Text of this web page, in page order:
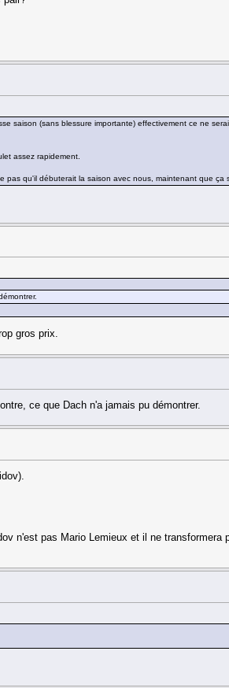
saison (sans blessure importante) effectivement ce ne
assez rapidement.
qu'il débuterait la saison avec nous, maintenant que ça
gros prix.
ce que Dach n'a jamais pu démontrer.
n'est pas Mario Lemieux et il ne transformera